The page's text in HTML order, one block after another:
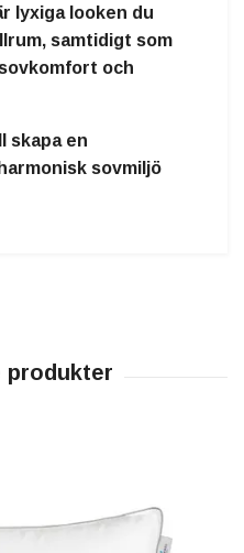
lyxiga looken du
samtidigt som
och
skapa en
sovmiljö